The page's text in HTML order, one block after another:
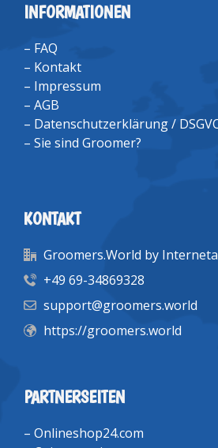
INFORMATIONEN
– FAQ
– Kontakt
– Impressum
– AGB
– Datenschutzerklärung /
– Sie sind Groomer?
KONTAKT
Groomers.World by
+49 69-34869328
support@groomers.world
https://groomers.world
PARTNERSEITEN
– Onlineshop24.com